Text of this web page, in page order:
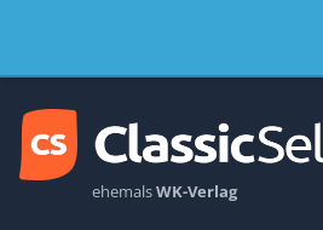
ehemalsWK-Verlag